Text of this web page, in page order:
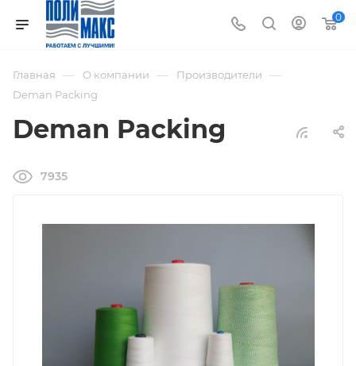
0
Главная — О компании — Производители —
Deman Packing
Deman Packing
7935